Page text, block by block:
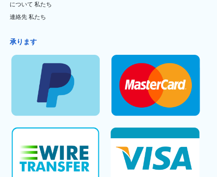
について 私たち
連絡先 私たち
承ります